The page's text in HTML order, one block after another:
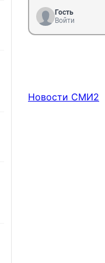
Гость
Войти
Новости СМИ2